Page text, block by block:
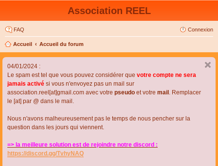
Association REEL
FAQ Connexion
Accueil Accueil du forum
04/01/2024 :
Le spam est tel que vous pouvez considérer que votre compte ne sera
jamais activé si vous n'envoyez pas un mail sur
association.reel[at]gmail.com avec votre pseudo et votre mail . Remplacer
le [at] par @ dans le mail.
Nous n'avons malheureusement pas le temps de nous pencher sur la
question dans les jours qui viennent.
=> la meilleure solution est de rejoindre notre discord :
https://discord.gg/TvhyNAQ